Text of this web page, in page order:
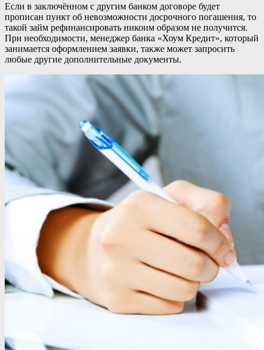
Если в заключённом с другим банком договоре будет
прописан пункт об невозможности досрочного погашения, то
такой займ рефинансировать никоим образом не получится.
При необходимости, менеджер банка «Хоум Кредит», который
занимается оформлением заявки, также может запросить
любые другие дополнительные документы.